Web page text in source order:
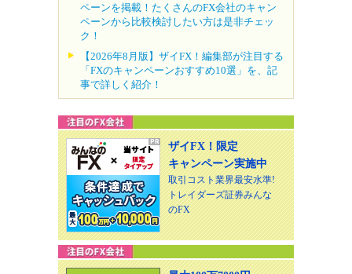
ペーンを掲載！たくさんのFX会社のキャン
ペーンから比較検討したい方は是非チェッ
ク！
【2026年8月版】ザイFX！編集部が注目する
「FXのキャンペーンおすすめ10選」を、記
事で詳しく紹介！
ザイFX！限定
キャンペーン実施中
取引コスト業界最安水準!
トレイダーズ証券みんな
のFX